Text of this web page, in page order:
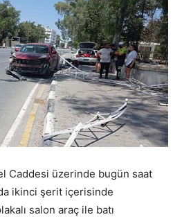
Caddesi üzerinde bugün saat
ikinci şerit içerisinde
salon araç ile batı